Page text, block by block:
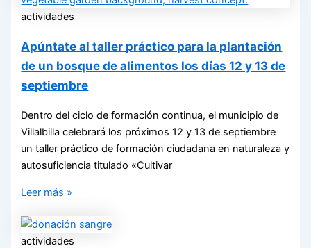
actividades
Apúntate al taller práctico para la plantación
de un bosque de alimentos los días 12 y 13 de
septiembre
Dentro del ciclo de formación continua, el municipio de
Villalbilla celebrará los próximos 12 y 13 de septiembre
un taller práctico de formación ciudadana en naturaleza y
autosuficiencia titulado «Cultivar
Leer más »
actividades